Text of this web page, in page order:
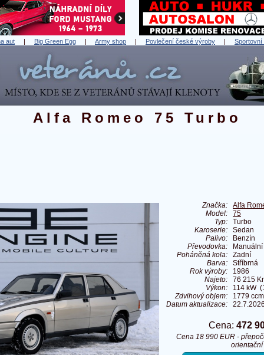
aut | Big Green Egg | Army shop | Povlečení české výroby | Sportovní
Alfa Romeo 75 Turbo
Značka:
Alfa
Model:
75
Typ:
Turbo
Karoserie:
Sedan
Palivo:
Benzín
Převodovka:
Manuální
Poháněná kola:
Zadní
Barva:
Stříbrná
Rok výroby:
1986
Najeto:
76 215
Výkon:
114 kW
Zdvihový objem:
1779 ccm
Datum aktualizace:
Cena: 472
Cena 18 990 EUR -
orientační